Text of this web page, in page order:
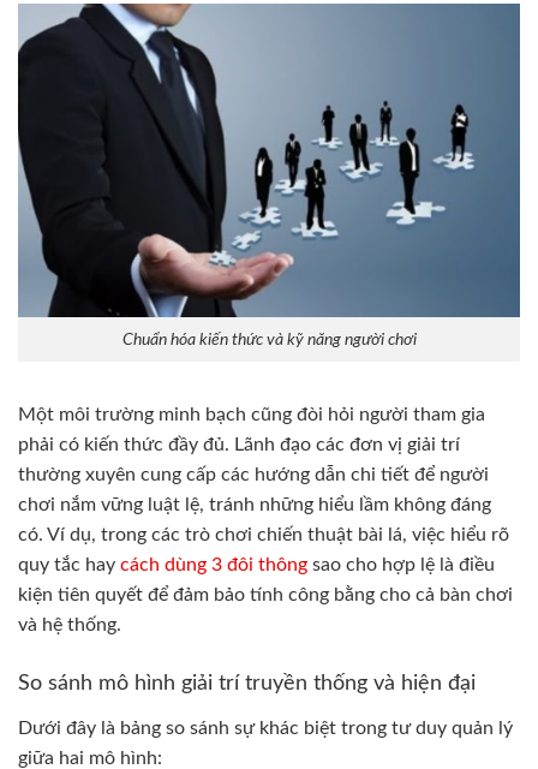
Chuẩn hóa kiến thức và kỹ năng người chơi
Một môi trường minh bạch cũng đòi hỏi người tham gia
phải có kiến thức đầy đủ. Lãnh đạo các đơn vị giải trí
thường xuyên cung cấp các hướng dẫn chi tiết để người
chơi nắm vững luật lệ, tránh những hiểu lầm không đáng
có. Ví dụ, trong các trò chơi chiến thuật bài lá, việc hiểu rõ
quy tắc hay cách dùng 3 đôi thông sao cho hợp lệ là điều
kiện tiên quyết để đảm bảo tính công bằng cho cả bàn chơi
và hệ thống.
So sánh mô hình giải trí truyền thống và hiện đại
Dưới đây là bảng so sánh sự khác biệt trong tư duy quản lý
giữa hai mô hình: